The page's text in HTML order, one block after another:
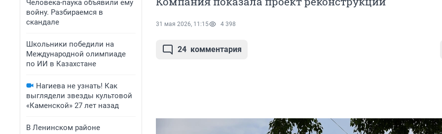
Человека-паука объявили ему
войну. Разбираемся в
скандале
Школьники победили на
Международной олимпиаде
по ИИ в Казахстане
Нагиева не узнать! Как
выглядели звезды культовой
«Каменской» 27 лет назад
В Ленинском районе
31 мая 2026, 11:15 4 398
24 комментария